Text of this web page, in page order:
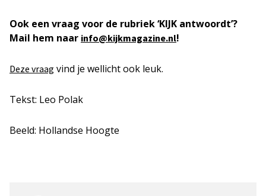
Ook een vraag voor de rubriek ‘KIJK antwoordt’?
Mail hem naar info@kijkmagazine.nl!
Deze vraag vind je wellicht ook leuk.
Tekst: Leo Polak
Beeld: Hollandse Hoogte